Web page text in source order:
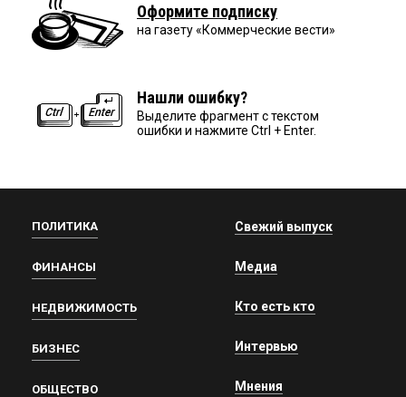
Оформите подписку
на газету «Коммерческие вести»
Нашли ошибку?
Выделите фрагмент с текстом
ошибки и нажмите Ctrl + Enter.
ПОЛИТИКА
ФИНАНСЫ
НЕДВИЖИМОСТЬ
БИЗНЕС
ОБЩЕСТВО
Свежий выпуск
Медиа
Кто есть кто
Интервью
Мнения